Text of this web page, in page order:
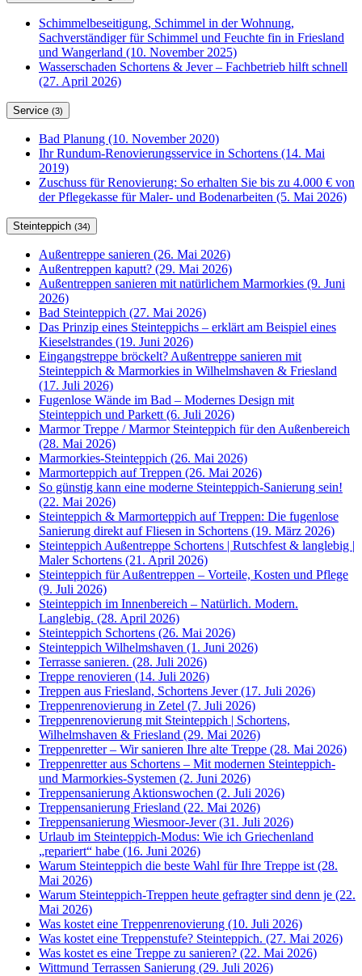
Schimmelbeseitigung, Schimmel in der Wohnung,
Sachverständiger für Schimmel und Feuchte fin in Friesland
und Wangerland (10. November 2025)
Wasserschaden Schortens & Jever – Fachbetrieb hilft schnell
(27. April 2026)
Service (3)
Bad Planung (10. November 2020)
Ihr Rundum-Renovierungsservice in Schortens (14. Mai
2019)
Zuschuss für Renovierung: So erhalten Sie bis zu 4.000 € von
der Pflegekasse für Maler- und Bodenarbeiten (5. Mai 2026)
Steinteppich (34)
Außentreppe sanieren (26. Mai 2026)
Außentreppen kaputt? (29. Mai 2026)
Außentreppen sanieren mit natürlichem Marmorkies (9. Juni
2026)
Bad Steinteppich (27. Mai 2026)
Das Prinzip eines Steinteppichs – erklärt am Beispiel eines
Kieselstrandes (19. Juni 2026)
Eingangstreppe bröckelt? Außentreppe sanieren mit
Steinteppich & Marmorkies in Wilhelmshaven & Friesland
(17. Juli 2026)
Fugenlose Wände im Bad – Modernes Design mit
Steinteppich und Parkett (6. Juli 2026)
Marmor Treppe / Marmor Steinteppich für den Außenbereich
(28. Mai 2026)
Marmorkies-Steinteppich (26. Mai 2026)
Marmorteppich auf Treppen (26. Mai 2026)
So günstig kann eine moderne Steinteppich-Sanierung sein!
(22. Mai 2026)
Steinteppich & Marmorteppich auf Treppen: Die fugenlose
Sanierung direkt auf Fliesen in Schortens (19. März 2026)
Steinteppich Außentreppe Schortens | Rutschfest & langlebig |
Maler Schortens (21. April 2026)
Steinteppich für Außentreppen – Vorteile, Kosten und Pflege
(9. Juli 2026)
Steinteppich im Innenbereich – Natürlich. Modern.
Langlebig. (28. April 2026)
Steinteppich Schortens (26. Mai 2026)
Steinteppich Wilhelmshaven (1. Juni 2026)
Terrasse sanieren. (28. Juli 2026)
Treppe renovieren (14. Juli 2026)
Treppen aus Friesland, Schortens Jever (17. Juli 2026)
Treppenrenovierung in Zetel (7. Juli 2026)
Treppenrenovierung mit Steinteppich | Schortens,
Wilhelmshaven & Friesland (29. Mai 2026)
Treppenretter – Wir sanieren Ihre alte Treppe (28. Mai 2026)
Treppenretter aus Schortens – Mit modernen Steinteppich-
und Marmorkies-Systemen (2. Juni 2026)
Treppensanierung Aktionswochen (2. Juli 2026)
Treppensanierung Friesland (22. Mai 2026)
Treppensanierung Wiesmoor-Jever (31. Juli 2026)
Urlaub im Steinteppich-Modus: Wie ich Griechenland
„repariert“ habe (16. Juni 2026)
Warum Steinteppich die beste Wahl für Ihre Treppe ist (28.
Mai 2026)
Warum Steinteppich-Treppen heute gefragter sind denn je (22.
Mai 2026)
Was kostet eine Treppenrenovierung (10. Juli 2026)
Was kostet eine Treppenstufe? Steinteppich. (27. Mai 2026)
Was kostet es eine Treppe zu sanieren? (22. Mai 2026)
Wittmund Terrassen Sanierung (29. Juli 2026)